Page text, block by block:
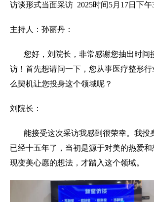
访谈形式当面采访 2025时间5月17日下午
主持人：孙丽丹：
您好，刘院长，非常感谢您抽出时间
访！首先想请问一下，您从事医疗整形
么契机让您投身这个领域呢？
刘院长：
能接受这次采访我感到很荣幸。我投
已经十五年了，当初是源于对美的热爱
现变美心愿的想法，才踏入这个领域。